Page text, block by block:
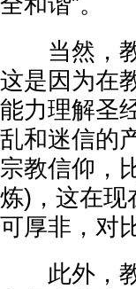
当然，教
这是因为在
能力理解圣
乱和迷信的
宗教信仰，
炼)，这在现
可厚非，对
此外，教